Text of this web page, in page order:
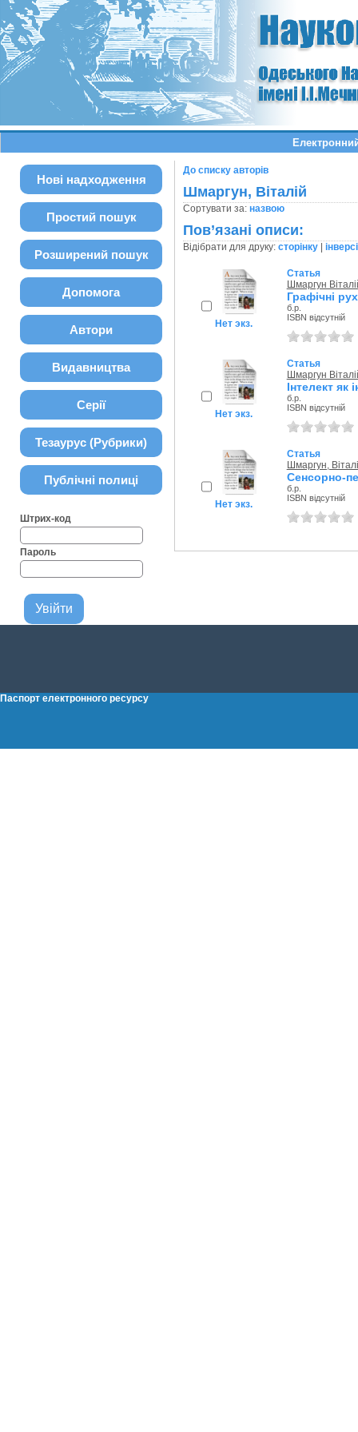
Нові надходження
Простий пошук
Розширений пошук
Допомога
Автори
Видавництва
Серії
Тезаурус (Рубрики)
Публічні полиці
Штрих-код
Пароль
До списку авторів
Шмаргун, Віталій
Сортувати за: назвою
Пов’язані описи:
Відібрати для друку: сторінку|
Нет экз.
Статья
Шмаргун
Графічні
б.р.
ISBN відсутній
Нет экз.
Статья
Шмаргун
Інтелект як
б.р.
ISBN відсутній
Нет экз.
Статья
Шмаргун,
Сенсорно-
б.р.
ISBN відсутній
Паспорт електронного ресурсу